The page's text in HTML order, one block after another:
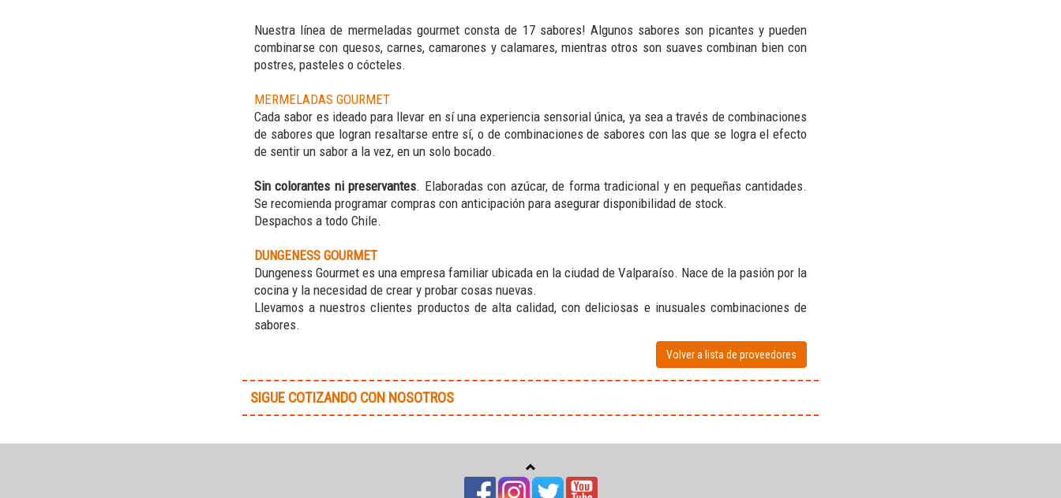
Nuestra línea de mermeladas gourmet consta de 17 sabores! Algunos sabores son picantes y pueden
combinarse con quesos, carnes, camarones y calamares, mientras otros son suaves combinan bien con
postres, pasteles o cócteles.
MERMELADAS GOURMET
Cada sabor es ideado para llevar en sí una experiencia sensorial única, ya sea a través de combinaciones
de sabores que logran resaltarse entre sí, o de combinaciones de sabores con las que se logra el efecto
de sentir un sabor a la vez, en un solo bocado.
Sin colorantes ni preservantes. Elaboradas con azúcar, de forma tradicional y en pequeñas cantidades.
Se recomienda programar compras con anticipación para asegurar disponibilidad de stock.
Despachos a todo Chile.
DUNGENESS GOURMET
Dungeness Gourmet es una empresa familiar ubicada en la ciudad de Valparaíso. Nace de la pasión por la
cocina y la necesidad de crear y probar cosas nuevas.
Llevamos a nuestros clientes productos de alta calidad, con deliciosas e inusuales combinaciones de
sabores.
Volver a lista de proveedores
SIGUE COTIZANDO CON NOSOTROS